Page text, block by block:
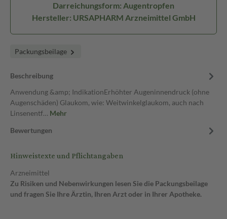
Darreichungsform: Augentropfen
Hersteller: URSAPHARM Arzneimittel GmbH
Packungsbeilage
Beschreibung
Anwendung &amp; IndikationErhöhter Augeninnendruck (ohne
Augenschäden) Glaukom, wie: Weitwinkelglaukom, auch nach
Linsenentf… Mehr
Bewertungen
Hinweistexte und Pflichtangaben
Arzneimittel
Zu Risiken und Nebenwirkungen lesen Sie die Packungsbeilage
und fragen Sie Ihre Ärztin, Ihren Arzt oder in Ihrer Apotheke.